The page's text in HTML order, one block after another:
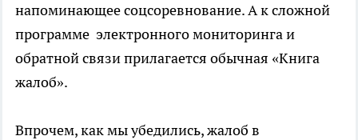
напоминающее соцсоревнование. А к сложной
программе электронного мониторинга и
обратной связи прилагается обычная «Книга
жалоб».
Впрочем, как мы убедились, жалоб в